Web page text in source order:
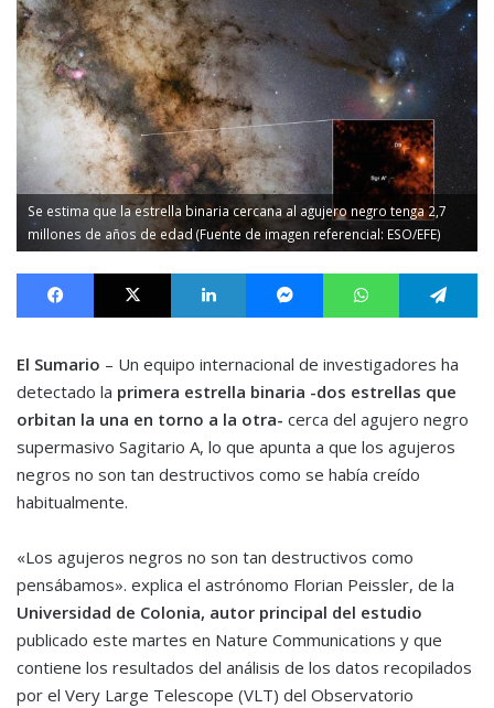
Se estima que la estrella binaria cercana al agujero negro tenga 2,7
millones de años de edad (Fuente de imagen referencial: ESO/EFE)
Facebook X LinkedIn MessengerWhatsApp
El Sumario – Un equipo internacional de investigadores ha
detectado la primera estrella binaria -dos estrellas que
orbitan la una en torno a la otra- cerca del agujero negro
supermasivo Sagitario A, lo que apunta a que los agujeros
negros no son tan destructivos como se había creído
habitualmente.
«Los agujeros negros no son tan destructivos como
pensábamos». explica el astrónomo Florian Peissler, de la
Universidad de Colonia, autor principal del estudio
publicado este martes en Nature Communications y que
contiene los resultados del análisis de los datos recopilados
por el Very Large Telescope (VLT) del Observatorio